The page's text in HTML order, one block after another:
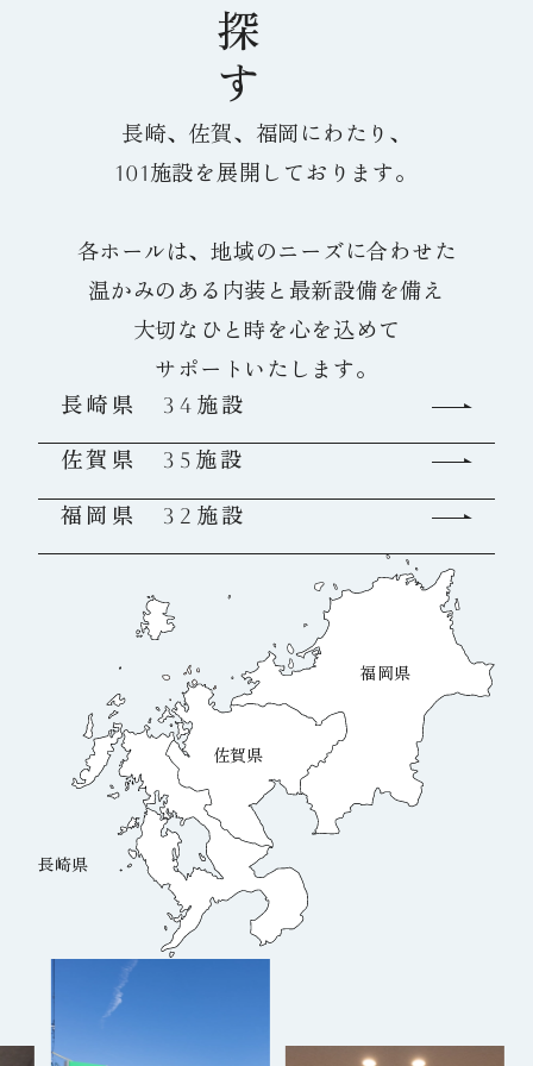
長崎、佐賀、福岡にわたり、
101施設を展開しております。
各ホールは、地域のニーズに合わせた
温かみのある内装と最新設備を備え
大切なひと時を心を込めて
サポートいたします。
長崎県 34施設
佐賀県 35施設
福岡県 32施設
長崎県
佐賀県
福岡県